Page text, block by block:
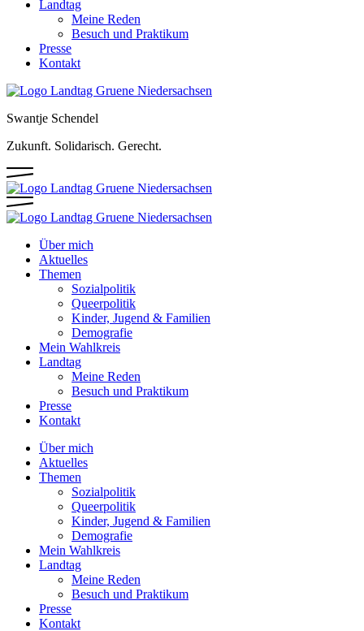
Landtag
Meine Reden
Besuch und Praktikum
Presse
Kontakt
Swantje Schendel
Zukunft. Solidarisch. Gerecht.
Über mich
Aktuelles
Themen
Sozialpolitik
Queerpolitik
Kinder, Jugend & Familien
Demografie
Mein Wahlkreis
Landtag
Meine Reden
Besuch und Praktikum
Presse
Kontakt
Über mich
Aktuelles
Themen
Sozialpolitik
Queerpolitik
Kinder, Jugend & Familien
Demografie
Mein Wahlkreis
Landtag
Meine Reden
Besuch und Praktikum
Presse
Kontakt